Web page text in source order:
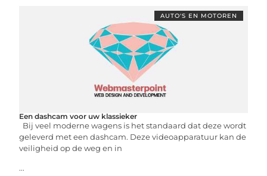
AUTO'S EN MOTOREN
Een dashcam voor uw klassieker
Bij veel moderne wagens is het standaard dat deze wordt
geleverd met een dashcam. Deze videoapparatuur kan de
veiligheid op de weg en in
...